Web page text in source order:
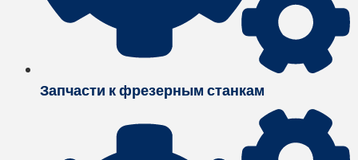
Запчасти к фрезерным станкам